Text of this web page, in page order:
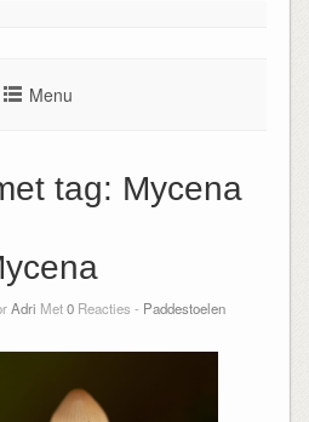
Menu
tag: Mycena
Adri Met0Reacties - Paddestoelen